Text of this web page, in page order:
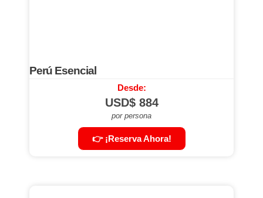
Perú Esencial
Desde:
USD$884
por persona
👉 ¡Reserva Ahora!